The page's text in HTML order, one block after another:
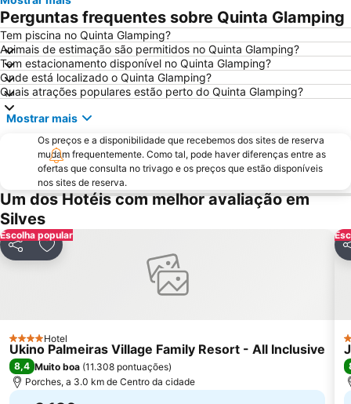
Vilamoura Marina
Balaia Golf Village
de Armação de Pera
Meia Praia
Aldeia das Açoteias
Praia de Odeceixe
Montechoro
De Vilamoura
Marina de Portimão
Olhos de Água
Estádio Algarve
Praia da Arrifana
Inatel Beach
Marina de Albufeira
AlgarveShopping
Praia Dona Ana
Do Alvor
Ferreiras
Aqualand Algarve
Baiona Beach
do Monte Clérigo
Praia de Três Irmãos
Sesmarias
Aveiros
Paderne
Praia Maria Luísa
Perguntas frequentes sobre Quinta Glamping
Tem piscina no Quinta Glamping?
Animais de estimação são permitidos no Quinta Glamping?
Tem estacionamento disponível no Quinta Glamping?
Onde está localizado o Quinta Glamping?
Quais atrações populares estão perto do Quinta Glamping?
Mostrar mais
Os preços e a disponibilidade que recebemos dos sites de reserva
mudam frequentemente. Como tal, pode haver diferenças entre as
ofertas que consulta no trivago e os preços que estão disponíveis
nos sites de reserva.
Um dos Hotéis com melhor avaliação em
Silves
Escolha popular
PartilharAdicionar aos favoritos
4 Estrelas
Hotel
Ukino Palmeiras Village Family Resort - All Inclusive
8,4 Muito boa (11.308 pontuações)
Porches, a 3.0 km de Centro da cidade